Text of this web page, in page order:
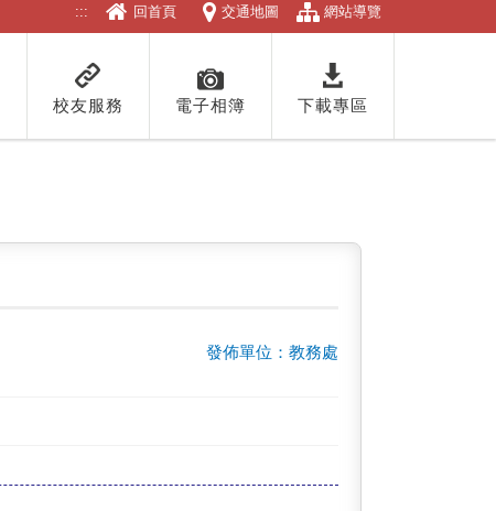
::: 回首頁 交通地圖 網站導覽
校友服務 電子相簿 下載專區
發佈單位：教務處